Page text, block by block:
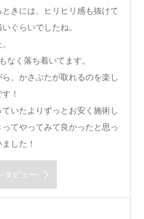
きには、ヒリヒリ感も抜けて
ぐらいでしたね。
なく落ち着いてます。
、かさぶたが取れるのを楽し
！
いたよりずっとお安く施術し
てやってみて良かったと思っ
した！
タビュー